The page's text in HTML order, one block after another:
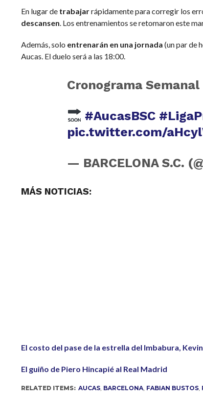
En lugar de trabajarrápidamente para corregir los
descansen. Los entrenamientos se retomaron este
Además, solo entrenarán en una jornada (un par de
Aucas. El duelo será a las 18:00.
Cronograma Semanal
#AucasBSC
pic.twitter.com/
— BARCELONA S.C.
MÁS NOTICIAS:
El costo del pase de la estrella del Imbabura,
El guiño de Piero Hincapié al Real Madrid
RELATED ITEMS: AUCAS, BARCELONA, FABIAN BUSTOS,